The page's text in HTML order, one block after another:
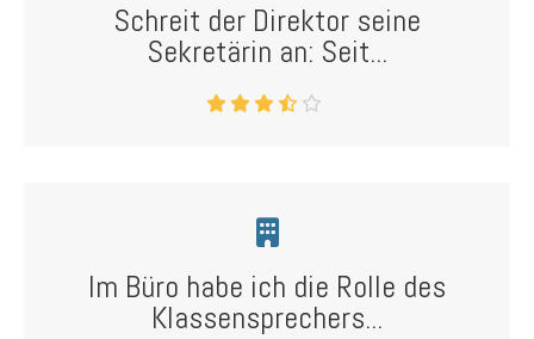
Schreit der Direktor seine
Sekretärin an: Seit...
Im Büro habe ich die Rolle des
Klassensprechers...